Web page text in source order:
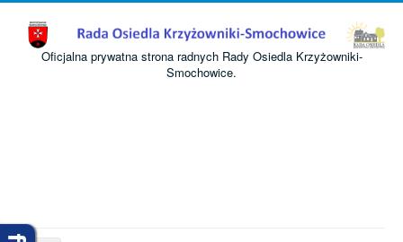
Oficjalna prywatna strona radnych Rady Osiedla Krzyżowniki-
Smochowice.